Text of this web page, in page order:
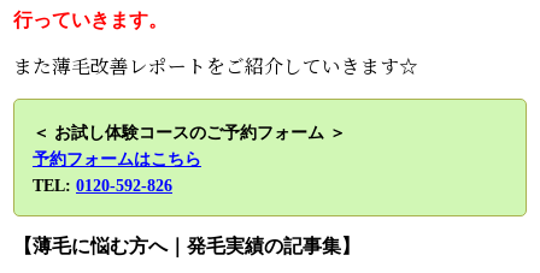
行っていきます。
また薄毛改善レポートをご紹介していきます☆
＜ お試し体験コースのご予約フォーム ＞
予約フォームはこちら
TEL: 0120-592-826
【薄毛に悩む方へ｜発毛実績の記事集】